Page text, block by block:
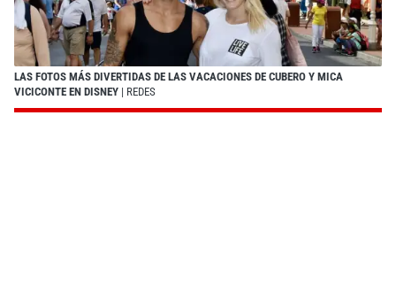
LAS FOTOS MÁS DIVERTIDAS DE LAS VACACIONES DE CUBERO Y MICA
VICICONTE EN DISNEY | REDES